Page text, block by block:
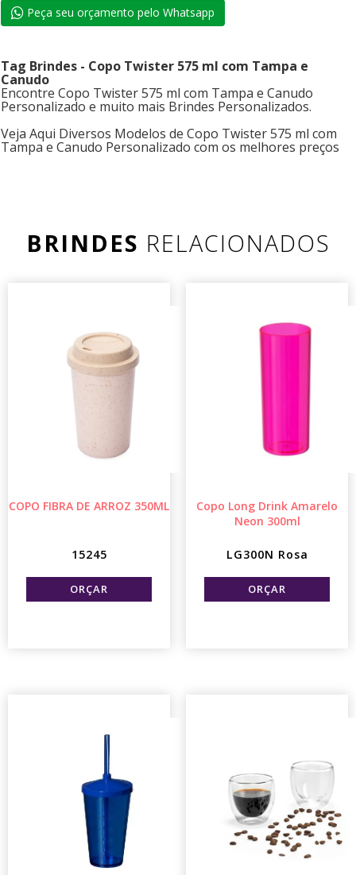
Peça seu orçamento pelo Whatsapp
Tag Brindes - Copo Twister 575 ml com Tampa e
Canudo
Encontre Copo Twister 575 ml com Tampa e Canudo
Personalizado e muito mais Brindes Personalizados.
Veja Aqui Diversos Modelos de Copo Twister 575 ml com
Tampa e Canudo Personalizado com os melhores preços
BRINDES RELACIONADOS
COPO FIBRA DE ARROZ 350ML
15245
Copo Long Drink Amarelo
Neon 300ml
LG300N Rosa